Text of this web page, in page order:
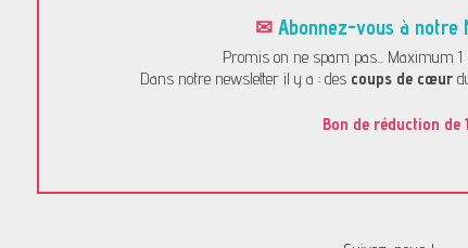
✉ Abonnez-vous à notre
Promis on ne spam pas... Maximum
Dans notre newsletter il y a : des coups de cœur
Bon de réduction de